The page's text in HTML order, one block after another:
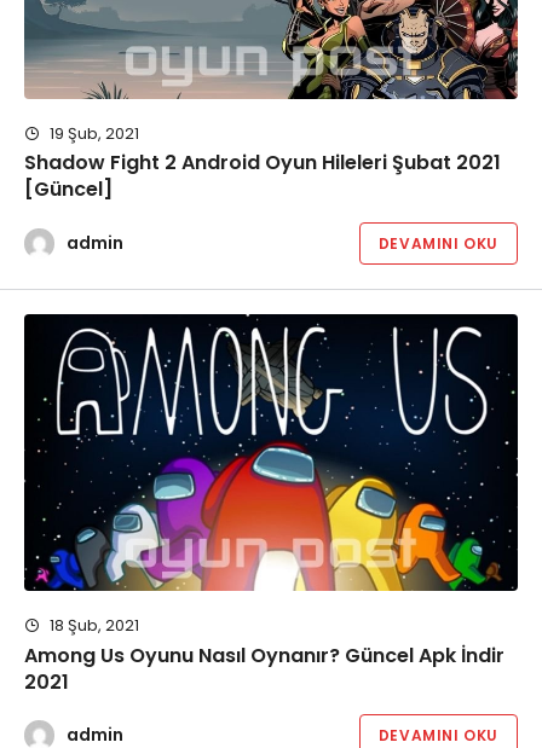
19 Şub, 2021
Shadow Fight 2 Android Oyun Hileleri Şubat 2021
[Güncel]
admin DEVAMINI OKU
18 Şub, 2021
Among Us Oyunu Nasıl Oynanır? Güncel Apk İndir
2021
admin DEVAMINI OKU